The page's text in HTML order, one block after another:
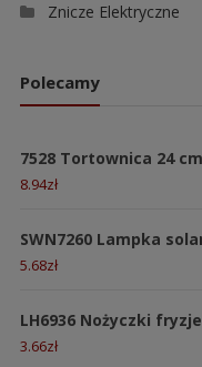
Znicze Elektryczne
Polecamy
7528 Tortownica 24 cm
8.94zł
SWN7260 Lampka
5.68zł
LH6936 Nożyczki
3.66zł